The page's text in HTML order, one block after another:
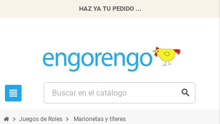
HAZ YA TU PEDIDO ...
view_headline search
chevron_right Juegos de Roles chevron_right Marionetas y títeres